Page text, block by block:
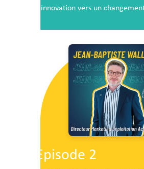
L’innovation vers un
Episode 2